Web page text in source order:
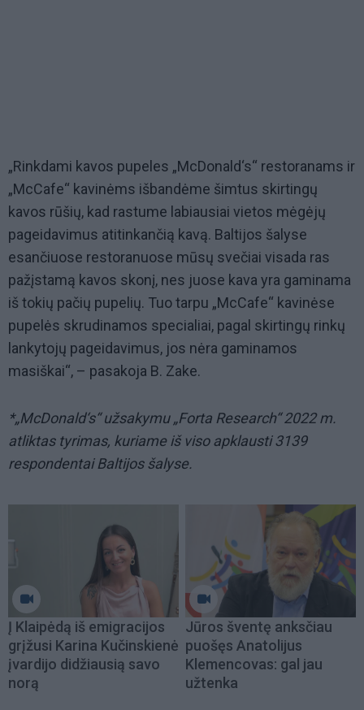
„Rinkdami kavos pupeles „McDonald‘s“ restoranams ir
„McCafe“ kavinėms išbandėme šimtus skirtingų
kavos rūšių, kad rastume labiausiai vietos mėgėjų
pageidavimus atitinkančią kavą. Baltijos šalyse
esančiuose restoranuose mūsų svečiai visada ras
pažįstamą kavos skonį, nes juose kava yra gaminama
iš tokių pačių pupelių. Tuo tarpu „McCafe“ kavinėse
pupelės skrudinamos specialiai, pagal skirtingų rinkų
lankytojų pageidavimus, jos nėra gaminamos
masiškai“, – pasakoja B. Zake.
*„McDonald‘s“ užsakymu „Forta Research“ 2022 m.
atliktas tyrimas, kuriame iš viso apklausti 3139
respondentai Baltijos šalyse.
Į Klaipėdą iš emigracijos
grįžusi Karina Kučinskienė
įvardijo didžiausią savo
norą
Jūros šventę anksčiau
puošęs Anatolijus
Klemencovas: gal jau
užtenka